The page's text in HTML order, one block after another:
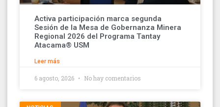
Activa participación marca segunda
Sesión de la Mesa de Gobernanza Minera
Regional 2026 del Programa Tantay
Atacama® USM
Leer más
6 agosto, 2026 No hay comentarios